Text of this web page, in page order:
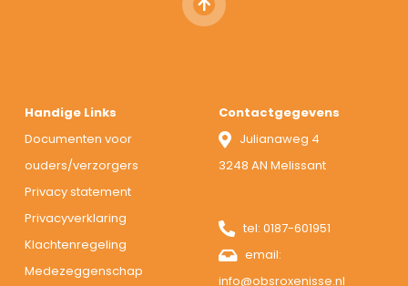
Handige Links
Documenten voor
ouders/verzorgers
Privacy statement
Privacyverklaring
Klachtenregeling
Medezeggenschap
Contactgegevens
Julianaweg 4
3248 AN Melissant
tel:0187-601951
email:
info@obsroxenisse.nl